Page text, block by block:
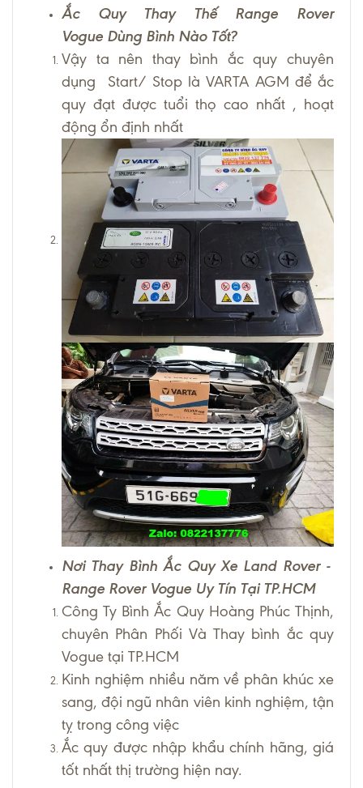
Ắc Quy Thay Thế Range Rover
Vogue Dùng Bình Nào Tốt?
Vậy ta nên thay bình ắc quy chuyên
dụng Start/ Stop là VARTA AGM để ắc
quy đạt được tuổi thọ cao nhất , hoạt
động ổn định nhất
Nơi Thay Bình Ắc Quy Xe Land Rover -
Range Rover Vogue Uy Tín Tại TP.HCM
Công Ty Bình Ắc Quy Hoàng Phúc Thịnh,
chuyên Phân Phối Và Thay bình ắc quy
Vogue tại TP.HCM
Kinh nghiệm nhiều năm về phân khúc xe
sang, đội ngũ nhân viên kinh nghiệm, tận
tỵ trong công việc
Ắc quy được nhập khẩu chính hãng, giá
tốt nhất thị trường hiện nay.